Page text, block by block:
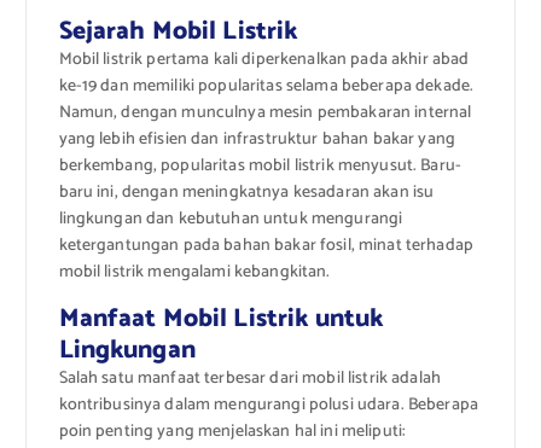
Sejarah Mobil Listrik
Mobil listrik pertama kali diperkenalkan pada akhir abad
ke-19 dan memiliki popularitas selama beberapa dekade.
Namun, dengan munculnya mesin pembakaran internal
yang lebih efisien dan infrastruktur bahan bakar yang
berkembang, popularitas mobil listrik menyusut. Baru-
baru ini, dengan meningkatnya kesadaran akan isu
lingkungan dan kebutuhan untuk mengurangi
ketergantungan pada bahan bakar fosil, minat terhadap
mobil listrik mengalami kebangkitan.
Manfaat Mobil Listrik untuk
Lingkungan
Salah satu manfaat terbesar dari mobil listrik adalah
kontribusinya dalam mengurangi polusi udara. Beberapa
poin penting yang menjelaskan hal ini meliputi: